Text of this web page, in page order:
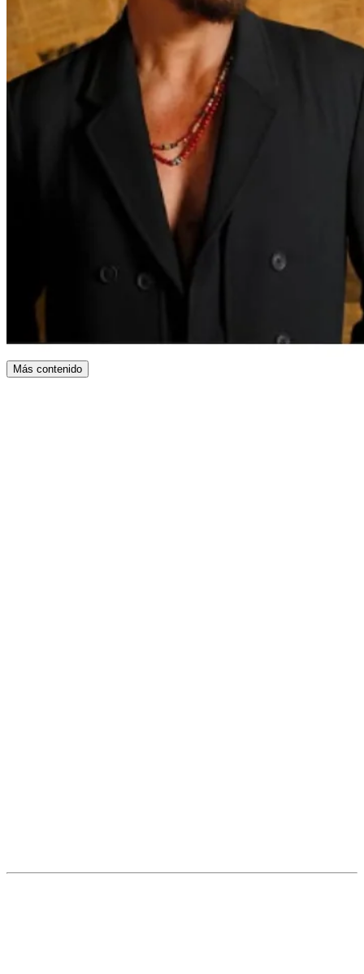
Más contenido